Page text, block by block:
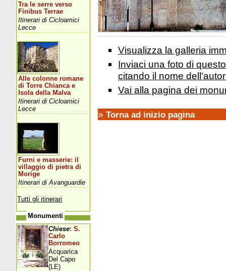
Visualizza la galleria
Inviaci una foto di
citando il nome
Vai alla pagina dei
» Torna ad inizio pagina
Tra le serre verso
Finibus Terrae
Itinerari di Cicloamici
Lecce
Alle colonne romane
di Torre Chianca e
Isola della Malva
Itinerari di Cicloamici
Lecce
Furni e masserie: il
villaggio di pietra di
Morige
Itinerari di Avanguardie
Tutti gli itinerari
Monumenti
Chiese: S.
Carlo
Borromeo
Acquarica
Del Capo
(LE)